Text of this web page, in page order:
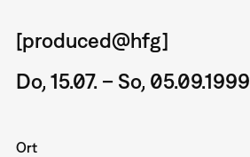
[produced@hfg]
Do, 15.07. – So, 05.09.1999
Ort